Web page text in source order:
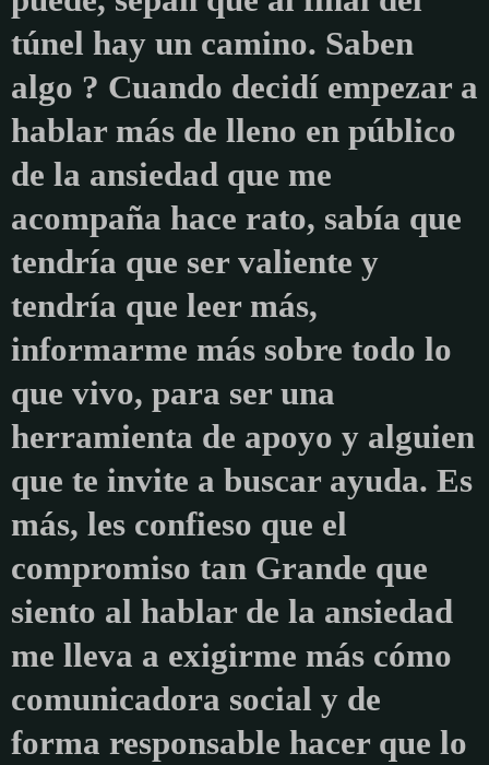
túnel hay un camino. Saben
algo ? Cuando decidí empezar a
hablar más de lleno en público
de la ansiedad que me
acompaña hace rato, sabía que
tendría que ser valiente y
tendría que leer más,
informarme más sobre todo lo
que vivo, para ser una
herramienta de apoyo y alguien
que te invite a buscar ayuda. Es
más, les confieso que el
compromiso tan Grande que
siento al hablar de la ansiedad
me lleva a exigirme más cómo
comunicadora social y de
forma responsable hacer que lo